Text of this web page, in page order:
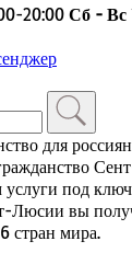
20:00 Сб - Вс
для
услуги под
вы
стран мира.